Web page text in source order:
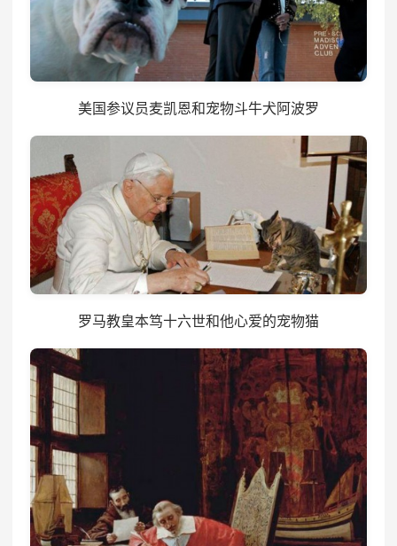
美国参议员麦凯恩和宠物斗牛犬阿波罗
罗马教皇本笃十六世和他心爱的宠物猫